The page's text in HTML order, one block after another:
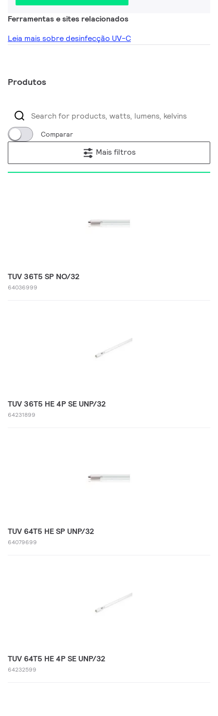
Ferramentas e sites relacionados
Leia mais sobre desinfecção UV-C
Produtos
Comparar
Mais filtros
TUV 36T5 SP NO/32
64036999
TUV 36T5 HE 4P SE UNP/32
64231899
TUV 64T5 HE SP UNP/32
64079699
TUV 64T5 HE 4P SE UNP/32
64232599